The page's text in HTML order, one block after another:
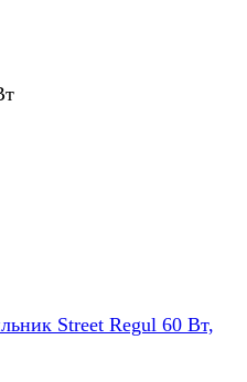
Street Regul 60 Вт,